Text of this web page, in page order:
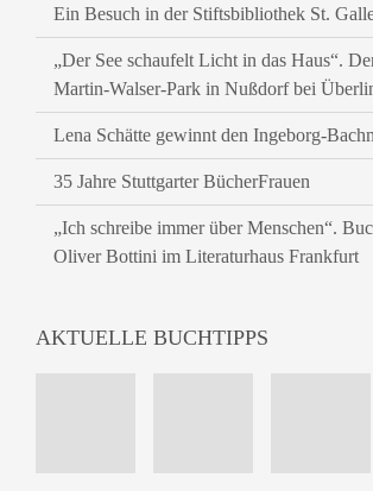
Ein Besuch in der Stiftsbibliothek St.
„Der See schaufelt Licht in das Haus“.
Martin-Walser-Park in Nußdorf bei
Lena Schätte gewinnt den Ingeborg-
35 Jahre Stuttgarter BücherFrauen
„Ich schreibe immer über Menschen“.
Oliver Bottini im Literaturhaus Frankfurt
AKTUELLE BUCHTIPPS